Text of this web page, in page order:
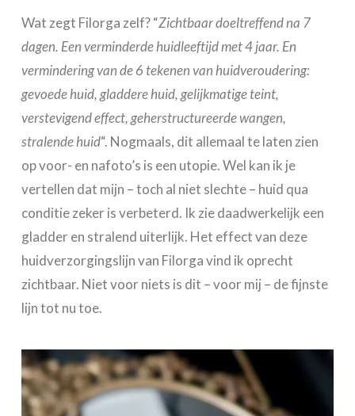
Wat zegt Filorga zelf? “Zichtbaar doeltreffend na 7
dagen. Een verminderde huidleeftijd met 4 jaar. En
vermindering van de 6 tekenen van huidveroudering:
gevoede huid, gladdere huid, gelijkmatige teint,
verstevigend effect, geherstructureerde wangen,
stralende huid“. Nogmaals, dit allemaal te laten zien
op voor- en nafoto’s is een utopie. Wel kan ik je
vertellen dat mijn – toch al niet slechte – huid qua
conditie zeker is verbeterd. Ik zie daadwerkelijk een
gladder en stralend uiterlijk. Het effect van deze
huidverzorgingslijn van Filorga vind ik oprecht
zichtbaar. Niet voor niets is dit – voor mij – de fijnste
lijn tot nu toe.